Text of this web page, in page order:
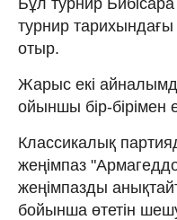
турнир
отыр.
Жарыс екі
ойыншы бір-бірімен
Классикалық
жеңімпаз
жеңімпазды
бойынша өтетін